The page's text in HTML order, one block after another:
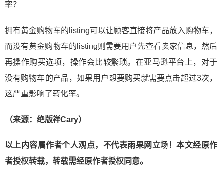
率？
拥有黄金购物车的listing可以让顾客直接将产品放入购物车，
而没有黄金购物车的listing则需要用户先查看卖家信息，然后
再操作购买选项，操作会比较繁琐。在亚马逊平台上，对于
没有购物车的产品，如果用户想要购买就需要点击超过3次，
这严重影响了转化率。
（来源：绝版祥Cary）
以上内容属作者个人观点，不代表雨果网立场！本文经原作
者授权转载，转载需经原作者授权同意。